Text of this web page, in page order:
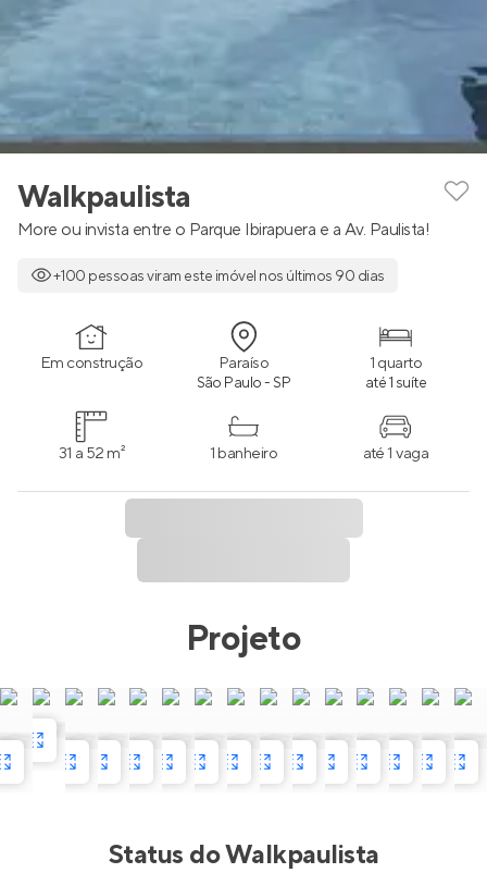
Walkpaulista
More ou invista entre o Parque Ibirapuera e a Av. Paulista!
+100 pessoas viram este imóvel nos últimos 90 dias
Em construção Paraíso
São Paulo - SP
1 quarto
até 1 suíte
31 a 52 m² 1 banheiro até 1 vaga
Projeto
Status doWalkpaulista